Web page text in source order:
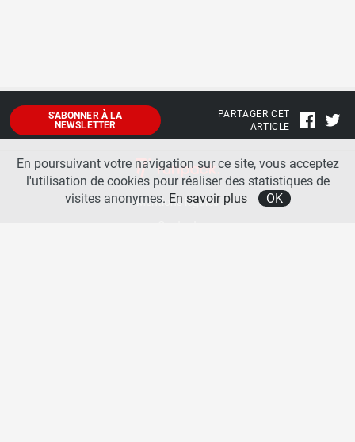
S'ABONNER À LA
NEWSLETTER
PARTAGER CET
ARTICLE
Mentions légales
En poursuivant votre navigation sur ce site, vous acceptez
l'utilisation de cookies pour réaliser des statistiques de
visites anonymes. En savoir plus OK